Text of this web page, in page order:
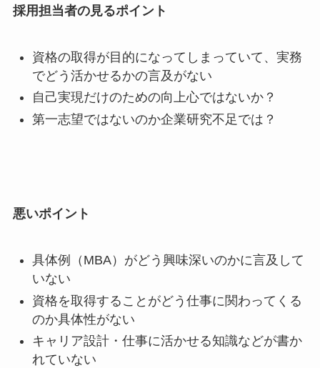
採用担当者の見るポイント
資格の取得が目的になってしまっていて、実務
でどう活かせるかの言及がない
自己実現だけのための向上心ではないか？
第一志望ではないのか企業研究不足では？
悪いポイント
具体例（ MBA）がどう興味深いのかに言及して
いない
資格を取得することがどう仕事に関わってくる
のか具体性がない
キャリア設計・仕事に活かせる知識などが書か
れていない